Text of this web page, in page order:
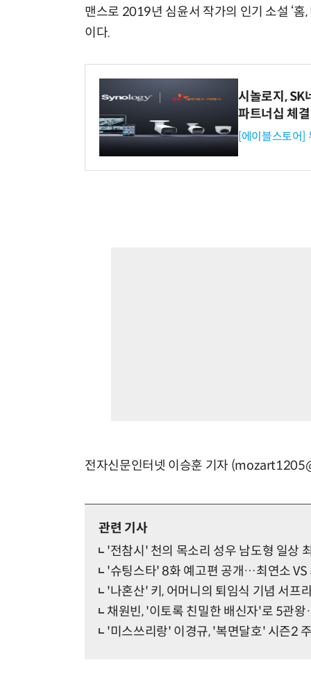
맨스로 2019년 심윤서 작가의 인기 소설 ‘
이다.
시놀로지, SK
파트너십 체결
[에이블스토어]
전자신문인터넷 이승훈 기자
관련 기사
'전참시' 천의 목소리 성우 남도형 일상
'슈팅스타' 8화 예고편 공개…최연소 VS
'나혼산' 키, 어머니의 퇴임식 기념 서프
채원빈, '이토록 친밀한 배신자'로 5관
'미스쓰리랑' 이경규, '복면달호' 시즌2